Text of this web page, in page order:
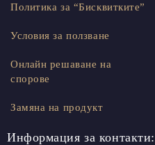
Политика за “Бисквитките”
Условия за ползване
Онлайн решаване на
спорове
Замяна на продукт
Информация за контакти: